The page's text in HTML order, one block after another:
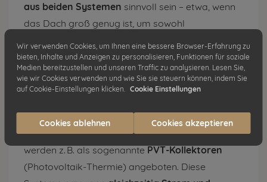
aus beiden Systemen sinnvoll sein – etwa, wenn
das Dach groß genug ist, um sowohl
Solarthermie- als auch PV-Module zu integrieren.
Ja –Hybridlösungensind technisch möglich und
werden z. B. als sogenannte PVT-Kollektoren
(Photovoltaik-Thermie) angeboten. Diese
Wir verwenden Cookies, um Ihnen eine bessere Browser-Erfahrung zu
bieten, Inhalte und Anzeigen zu personalisieren, Funktionen für soziale
Medien bereitzustellen und unseren Traffic zu analysieren. Lesen Sie,
wie wir Cookies verwenden und wie Sie sie steuern können, indem Sie
auf Cookie-Einstellungen klicken.
Cookie Einstellungen
Cookies ablehnen Cookies akzeptieren